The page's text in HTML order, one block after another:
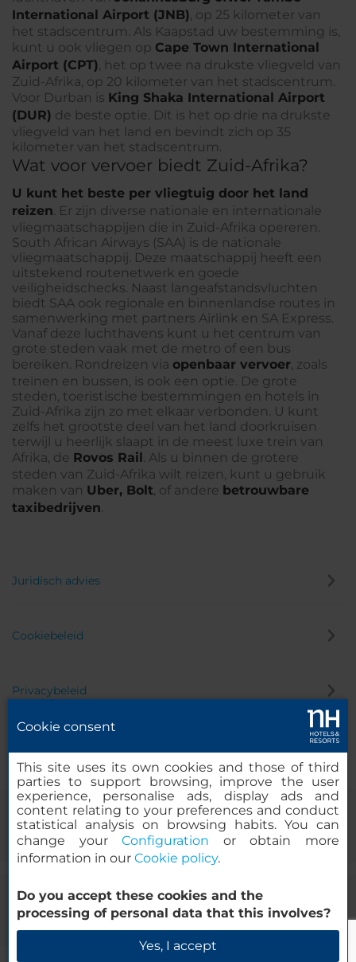
International Airport (JNB), op 25 kilometer van
het stadscentrum. Als Kaapstad uw bestemming is,
kunt u ook vliegen op Cape Town International
Airport (CPT), het op twee na drukste vliegveld van
Zuid-Afrika, op 20 kilometer van het stadscentrum.
Voor Durban is King Shaka International Airport
(DUR) de beste optie. Dit is het op drie na drukste
vliegveld van het land en bevindt zich op 35
kilometer van het stadscentrum.
Wat voor vervoer biedt Zuid-Afrika?
U kunt het beste per vliegtuig door het land
reizen. Er zijn diverse nationale en internationale
vliegmaatschappijen die in Zuid-Afrika opereren.
South African Airways (SAA) is de nationale
vliegmaatschappij. Deze maatschappij heeft een
uitstekend routenetwerk en goede
veiligheidschecks. Naast langeafstandsvluchten
biedt SAA ook regionale en binnenlandse routes in
samenwerking met partners Airlink en SA Express.
Vanaf deze luchthavens kunt u het centrum van
grote steden vaak met de metro of een bus
bereiken. Rondreizen via openbaar vervoer, zoals
treinen en bussen, is ook een optie. De grote
steden, toeristische bestemmingen en hotels in
Zuid-Afrika zijn zo met elkaar verbonden. U kunt
zelfs het grootste deel van het land doorkruisen
terwijl u heerlijk slaapt in de meest luxe trein van
Afrika, de Rovos Rail. Als u binnen de grotere
steden van Zuid-Afrika wilt reizen, kunt u gebruik
maken van Uber, Bolt, of andere betrouwbare
taxibedrijven.
Juridisch advies
Cookiebeleid
Privacybeleid
© 2000-2026 MINOR HOTELS EUROPE & AMERICAS Santa Engracia
120. 28003 Madrid, Spanje
Cookie consent
This site uses its own cookies and those of third
parties to support browsing, improve the user
experience, personalise ads, display ads and
content relating to your preferences and conduct
statistical analysis on browsing habits. You can
change yourConfiguration or obtain more
information in our Cookie policy.
Do you accept these cookies and the
processing of personal data that this involves?
Yes, I accept